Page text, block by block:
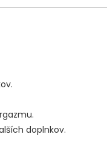
doplnkov.